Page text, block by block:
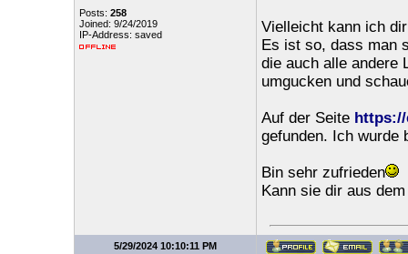
Posts: 258
Joined: 9/24/2019
IP-Address: saved
Vielleicht kann ich
Es ist so, dass man
die auch alle andere
umgucken und
Auf der Seite
gefunden. Ich wurde
Bin sehr zufrieden
Kann sie dir aus
5/29/2024 10:10:11 PM